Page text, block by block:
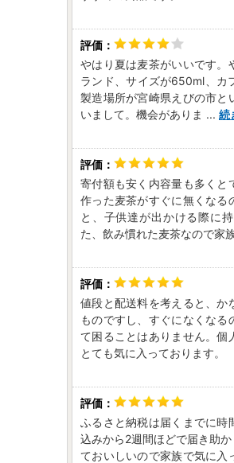
やはり夏は麦茶がいいです。
ランド、サイズが650ml、カ
製造場所が宮崎県えびの市と
いまして。機会がありま ... 続
寄付額も安く内容量も多くと
作った麦茶がすぐに無くなる
と、子供達が出かける際に
た、飲み慣れた麦茶なので家
値段と配送料を考えると、か
ものですし、すぐになくなる
て困ることはありません。
とても気に入っております。
ふるさと納税は届くまでに時
込みから2週間ほどで届き助
ておいしいので家族で気に入